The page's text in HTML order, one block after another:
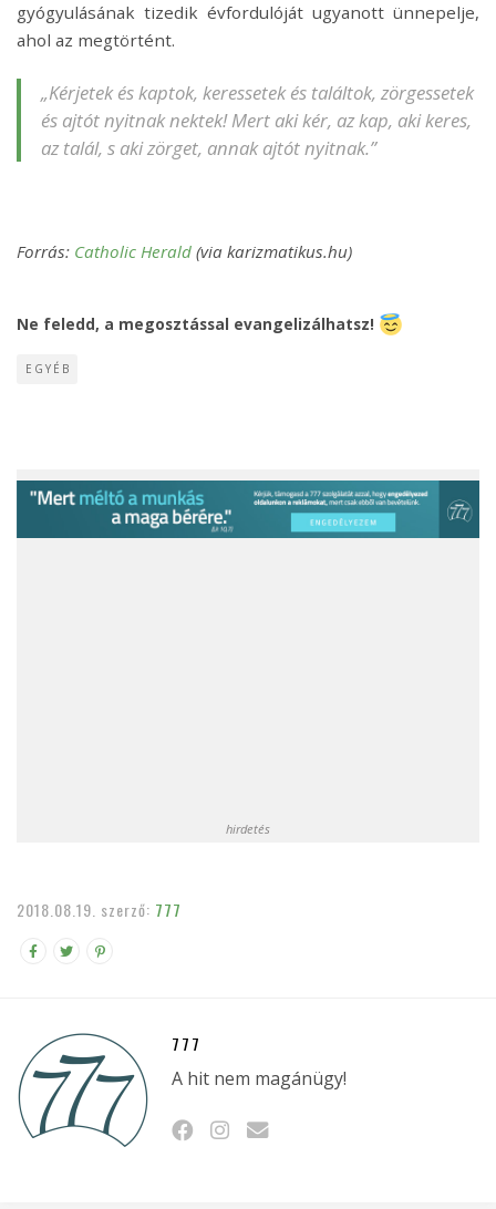
gyógyulásának tizedik évfordulóját ugyanott ünnepelje,
ahol az megtörtént.
„Kérjetek és kaptok, keressetek és találtok, zörgessetek
és ajtót nyitnak nektek! Mert aki kér, az kap, aki keres,
az talál, s aki zörget, annak ajtót nyitnak.”
Forrás: Catholic Herald (via karizmatikus.hu)
Ne feledd, a megosztással evangelizálhatsz!
EGYÉB
hirdetés
2018.08.19. szerző: 777
777
A hit nem magánügy!